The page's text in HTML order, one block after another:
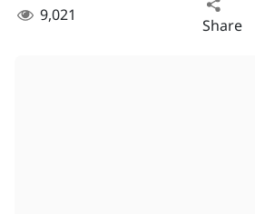
9,021 Share